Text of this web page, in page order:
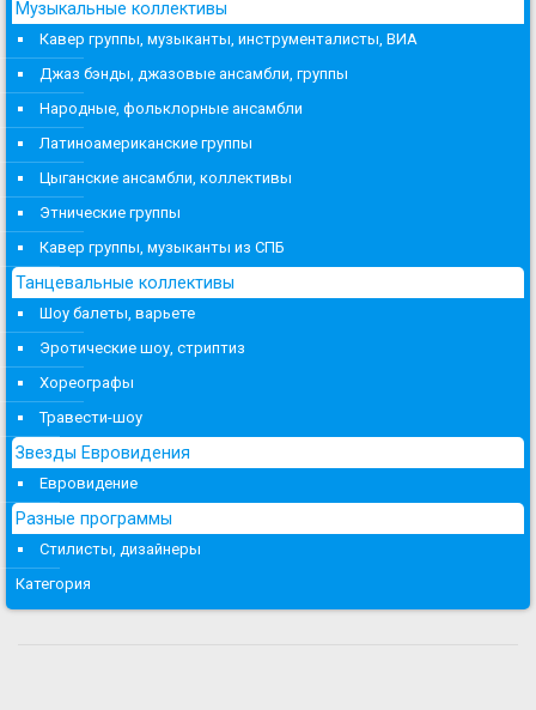
Музыкальные коллективы
Кавер группы, музыканты, инструменталисты, ВИА
Джаз бэнды, джазовые ансамбли, группы
Народные, фольклорные ансамбли
Латиноамериканские группы
Цыганские ансамбли, коллективы
Этнические группы
Кавер группы, музыканты из СПБ
Танцевальные коллективы
Шоу балеты, варьете
Эротические шоу, стриптиз
Хореографы
Травести-шоу
Звезды Евровидения
Евровидение
Разные программы
Стилисты, дизайнеры
Категория